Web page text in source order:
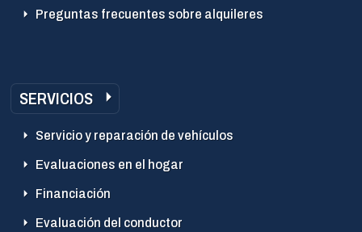
Preguntas frecuentes sobre alquileres
SERVICIOS
Servicio y reparación de vehículos
Evaluaciones en el hogar
Financiación
Evaluación del conductor